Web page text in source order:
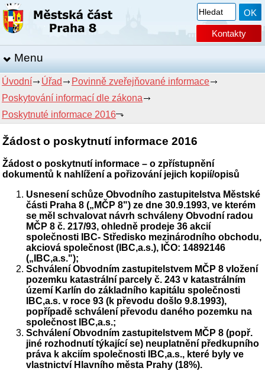
Kontakty
Menu
Úvodní Úřad
Povinně zveřejňované informace
Poskytování informací dle zákona
Poskytnuté informace 2016
Žádost o poskytnutí informace 2016
Žádost o poskytnutí informace – o zpřístupnění
dokumentů k nahlížení a pořizování jejich kopií/opisů
Usnesení schůze Obvodního zastupitelstva Městské
části Praha 8 („MČP 8") ze dne 30.9.1993, ve kterém
se měl schvalovat návrh schváleny Obvodní radou
MČP 8 č. 217/93, ohledně prodeje 36 akcií
společnosti IBC- Středisko mezinárodního obchodu,
akciová společnost (IBC,a.s.), IČO: 14892146
(„IBC,a.s.");
Schválení Obvodním zastupitelstvem MČP 8 vložení
pozemku katastrální parcely č. 243 v katastrálním
území Karlín do základního kapitálu společnosti
IBC,a.s. v roce 93 (k převodu došlo 9.8.1993),
popřípadě schválení převodu daného pozemku na
společnost IBC,a.s.;
Schválení Obvodním zastupitelstvem MČP 8 (popř.
jiné rozhodnutí týkající se) neuplatnění předkupního
práva k akciím společnosti IBC,a.s., které byly ve
vlastnictví Hlavního města Prahy (18%).